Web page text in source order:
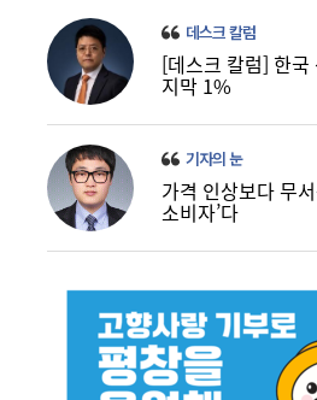
데스크 칼럼
[데스크 칼럼] 한국
지막 1%
기자의 눈
가격 인상보다 무
소비자’다